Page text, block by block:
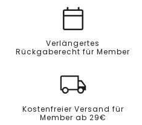
Verlängertes
Rückgaberecht für Member
Kostenfreier Versand für
Member ab 29€